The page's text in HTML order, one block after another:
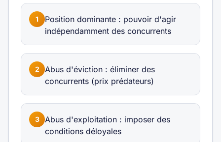
1
Position dominante : pouvoir d'agir
indépendamment des concurrents
2
Abus d'éviction : éliminer des
concurrents (prix prédateurs)
3
Abus d'exploitation : imposer des
conditions déloyales